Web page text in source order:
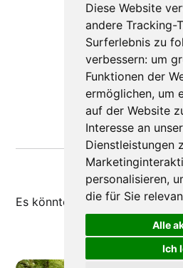
Diese Website
andere Tracking-
Surferlebnis zu
verbessern: um
Funktionen der
ermöglichen, um
auf der Website
Interesse an
Dienstleistungen
personalisieren,
die für Sie
Alle
Ich
Es könnte dir auch gefallen